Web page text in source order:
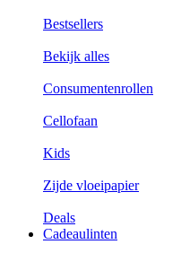
Bestsellers
Bekijk alles
Consumentenrollen
Cellofaan
Kids
Zijde vloeipapier
Deals
Cadeaulinten